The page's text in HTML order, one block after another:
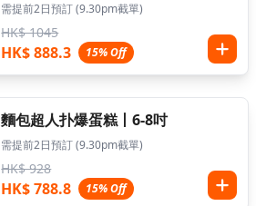
需提前2日預訂 (9.30pm截單)
HK$ 1045
HK$ 888.3 15% Off
麵包超人扑爆蛋糕丨6-8吋
需提前2日預訂 (9.30pm截單)
HK$ 928
HK$ 788.8 15% Off